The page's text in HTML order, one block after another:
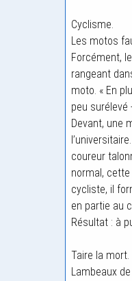
Cyclisme.
Les motos
Forcément,
rangeant
moto. « En
peu surélevé
Devant, une
coureur
normal, cette
cycliste, il
en partie au
Résultat : à
Taire la mort.
Lambeaux